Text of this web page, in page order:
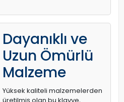
Dayanıklı ve
Uzun Ömürlü
Malzeme
Yüksek kaliteli malzemelerden